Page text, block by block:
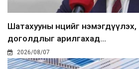
Шатахууны нөөцийг нэмэгдүүлэх,
доголдлыг арилгахад...
2026/08/07